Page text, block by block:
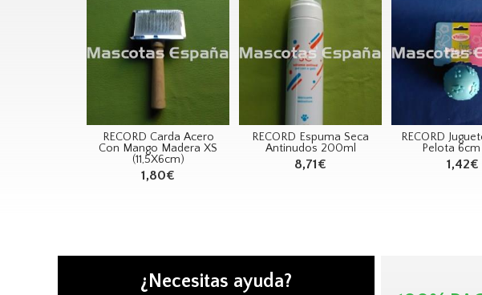
RECORD Carda Acero
Con Mango Madera XS
(11,5X6cm)
1,80€
RECORD Espuma Seca
Antinudos 200ml
8,71€
RECORD
Pelota 6cm
1,42€
¿Necesitas ayuda?